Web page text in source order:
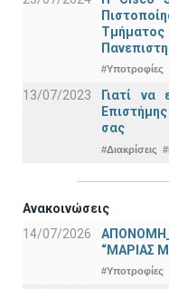
#Υποτροφίες
13/07/2023
Γιατί να
σας
#Διακρίσεις
Ανακοινώσεις
14/07/2026
“ΜΑΡΙΑΣ
#Υποτροφίες